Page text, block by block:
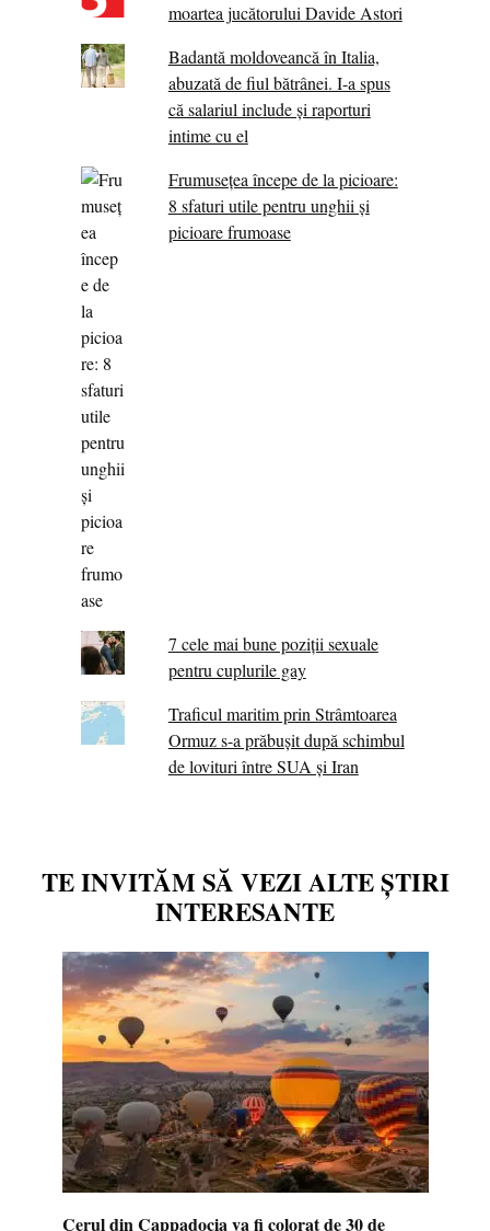
moartea jucătorului Davide Astori
Badantă moldoveancă în Italia,
abuzată de fiul bătrânei. I-a spus
că salariul include și raporturi
intime cu el
Frumusețea începe de la picioare:
8 sfaturi utile pentru unghii și
picioare frumoase
7 cele mai bune poziții sexuale
pentru cuplurile gay
Traficul maritim prin Strâmtoarea
Ormuz s-a prăbușit după schimbul
de lovituri între SUA şi Iran
TE INVITĂM SĂ VEZI ALTE ȘTIRI
INTERESANTE
Cerul din Cappadocia va fi colorat de 30 de